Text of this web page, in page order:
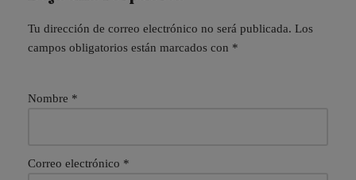
Tu dirección de correo electrónico no será publicada. Los
campos obligatorios están marcados con *
Nombre *
Correo electrónico *